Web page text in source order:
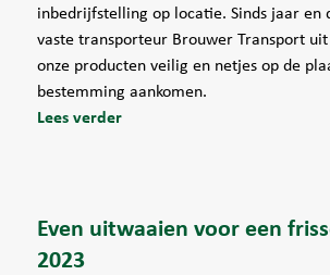
inbedrijfstelling op locatie. Sinds jaar en
vaste transporteur Brouwer Transport
onze producten veilig en netjes op de
bestemming aankomen.
Lees verder
Even uitwaaien voor een
2023